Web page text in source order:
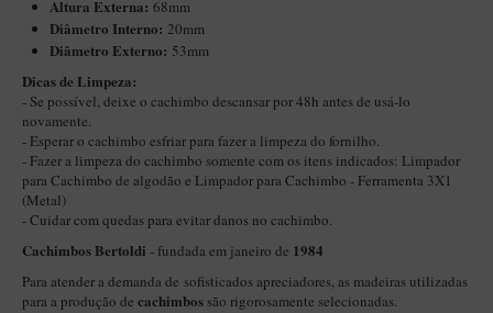
New Rose Polido
Petrus
Piccolo
Premium
Sextavado
Zuccardi
Callia
Encerado
Hobby
Altura Externa: 68mm
Diâmetro Interno: 20mm
Diâmetro Externo: 53mm
Dicas de Limpeza:
- Se possível, deixe o cachimbo descansar por 48h antes de usá-lo
novamente.
- Esperar o cachimbo esfriar para fazer a limpeza do fornilho.
- Fazer a limpeza do cachimbo somente com os itens indicados: Limpador
para Cachimbo de algodão e Limpador para Cachimbo - Ferramenta 3X1
(Metal)
- Cuidar com quedas para evitar danos no cachimbo.
Cachimbos Bertoldi - fundada em janeiro de 1984
Para atender a demanda de sofisticados apreciadores, as madeiras utilizadas
para a produção de cachimbos são rigorosamente selecionadas.